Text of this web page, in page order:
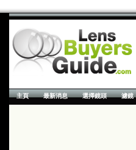
主頁 最新消息 選擇鏡頭 濾鏡